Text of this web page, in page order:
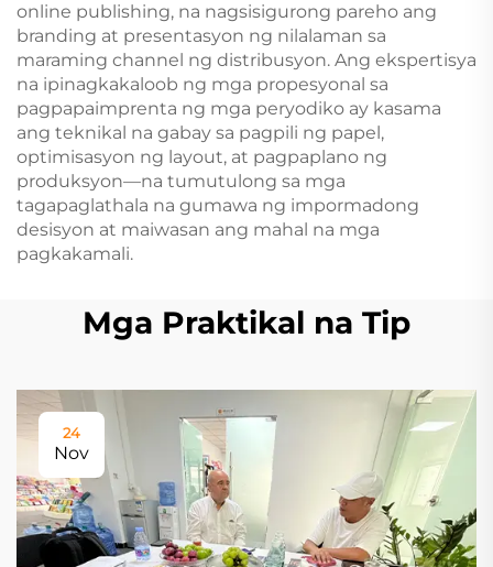
online publishing, na nagsisigurong pareho ang
branding at presentasyon ng nilalaman sa
maraming channel ng distribusyon. Ang ekspertisya
na ipinagkakaloob ng mga propesyonal sa
pagpapaimprenta ng mga peryodiko ay kasama
ang teknikal na gabay sa pagpili ng papel,
optimisasyon ng layout, at pagpaplano ng
produksyon—na tumutulong sa mga
tagapaglathala na gumawa ng impormadong
desisyon at maiwasan ang mahal na mga
pagkakamali.
Mga Praktikal na Tip
24
Nov